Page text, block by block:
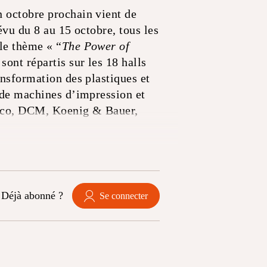
octobre prochain vient de
du 8 au 15 octobre, tous les
thème « “The Power of
répartis sur les 18 halls
des plastiques et
machines d’impression et
DCM, Koenig & Bauer,
Déjà abonné ? Se connecter